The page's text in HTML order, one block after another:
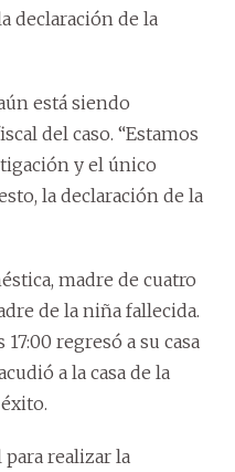
declaración de la
está siendo
del caso. “Estamos
y el único
la declaración de la
madre de cuatro
de la niña fallecida.
17:00 regresó a su casa
a la casa de la
para realizar la